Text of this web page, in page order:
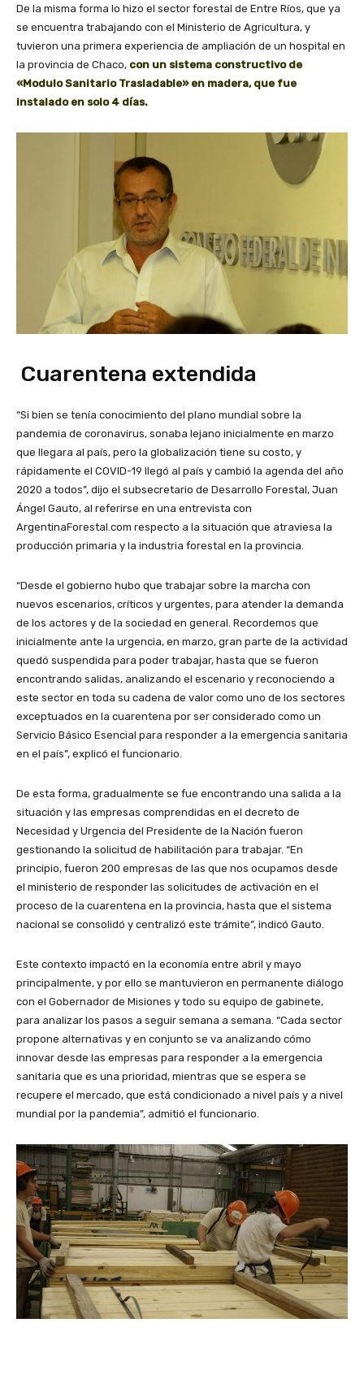
De la misma forma lo hizo el sector forestal de Entre Ríos, que ya
se encuentra trabajando con el Ministerio de Agricultura, y
tuvieron una primera experiencia de ampliación de un hospital en
la provincia de Chaco, con un sistema constructivo de
«Modulo Sanitario Trasladable» en madera, que fue
instalado en solo 4 días.
Cuarentena extendida
“Si bien se tenía conocimiento del plano mundial sobre la
pandemia de coronavirus, sonaba lejano inicialmente en marzo
que llegara al país, pero la globalización tiene su costo, y
rápidamente el COVID-19 llegó al país y cambió la agenda del año
2020 a todos”, dijo el subsecretario de Desarrollo Forestal, Juan
Ángel Gauto, al referirse en una entrevista con
ArgentinaForestal.com respecto a la situación que atraviesa la
producción primaria y la industria forestal en la provincia.
“Desde el gobierno hubo que trabajar sobre la marcha con
nuevos escenarios, críticos y urgentes, para atender la demanda
de los actores y de la sociedad en general. Recordemos que
inicialmente ante la urgencia, en marzo, gran parte de la actividad
quedó suspendida para poder trabajar, hasta que se fueron
encontrando salidas, analizando el escenario y reconociendo a
este sector en toda su cadena de valor como uno de los sectores
exceptuados en la cuarentena por ser considerado como un
Servicio Básico Esencial para responder a la emergencia sanitaria
en el país”, explicó el funcionario.
De esta forma, gradualmente se fue encontrando una salida a la
situación y las empresas comprendidas en el decreto de
Necesidad y Urgencia del Presidente de la Nación fueron
gestionando la solicitud de habilitación para trabajar. “En
principio, fueron 200 empresas de las que nos ocupamos desde
el ministerio de responder las solicitudes de activación en el
proceso de la cuarentena en la provincia, hasta que el sistema
nacional se consolidó y centralizó este trámite”, indicó Gauto.
Este contexto impactó en la economía entre abril y mayo
principalmente, y por ello se mantuvieron en permanente diálogo
con el Gobernador de Misiones y todo su equipo de gabinete,
para analizar los pasos a seguir semana a semana. “Cada sector
propone alternativas y en conjunto se va analizando cómo
innovar desde las empresas para responder a la emergencia
sanitaria que es una prioridad, mientras que se espera se
recupere el mercado, que está condicionado a nivel país y a nivel
mundial por la pandemia”, admitió el funcionario.